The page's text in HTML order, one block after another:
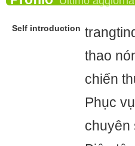
Self introduction
thao
chiến
Phục
chuyên